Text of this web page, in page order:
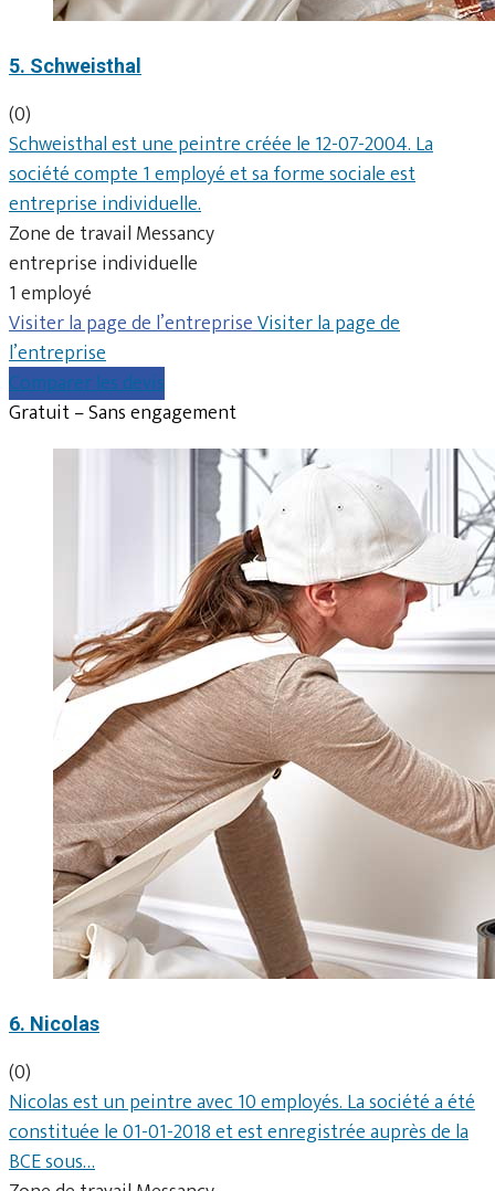
5. Schweisthal
(0)
Schweisthal est une peintre créée le 12-07-2004. La
société compte 1 employé et sa forme sociale est
entreprise individuelle.
Zone de travail Messancy
entreprise individuelle
1 employé
Visiter la page de l’entrepriseVisiter la page de
l’entreprise
Comparer les devis
Gratuit – Sans engagement
6. Nicolas
(0)
Nicolas est un peintre avec 10 employés. La société a été
constituée le 01-01-2018 et est enregistrée auprès de la
BCE sous…